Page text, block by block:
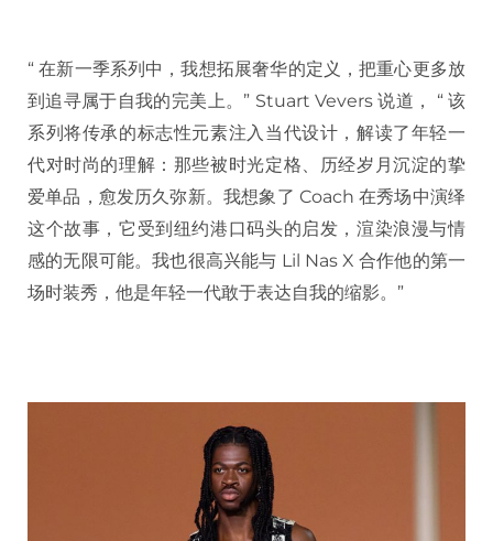
“ 在新一季系列中，我想拓展奢华的定义，把重心更多放
到追寻属于自我的完美上。” Stuart Vevers 说道， “ 该
系列将传承的标志性元素注入当代设计，解读了年轻一
代对时尚的理解：那些被时光定格、历经岁月沉淀的挚
爱单品，愈发历久弥新。我想象了 Coach 在秀场中演绎
这个故事，它受到纽约港口码头的启发，渲染浪漫与情
感的无限可能。我也很高兴能与 Lil Nas X 合作他的第一
场时装秀，他是年轻一代敢于表达自我的缩影。”